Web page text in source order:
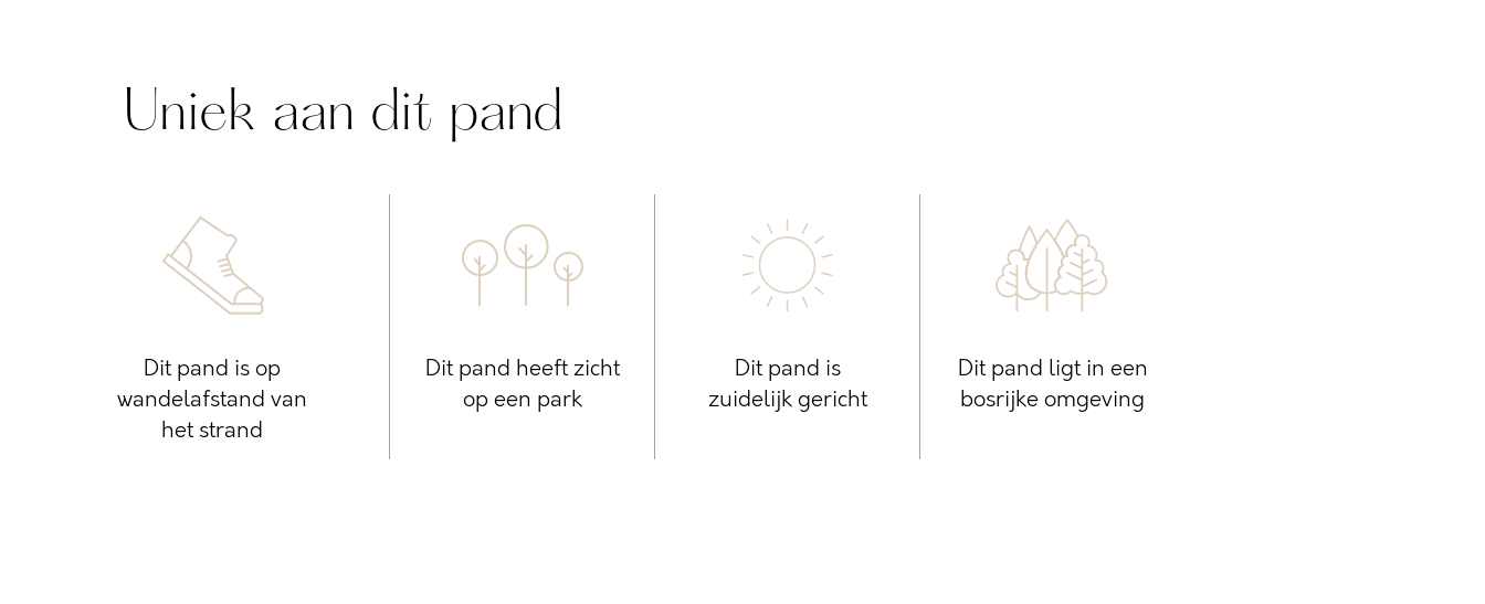
Uniek aan dit pand
Dit pand is op
wandelafstand van
het strand
Dit pand heeft zicht
op een park
Dit pand is
zuidelijk gericht
Dit pand ligt in een
bosrijke omgeving